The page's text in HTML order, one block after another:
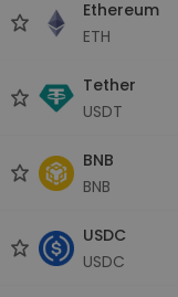
Ethereum
ETH
Tether
USDT
BNB
BNB
USDC
USDC